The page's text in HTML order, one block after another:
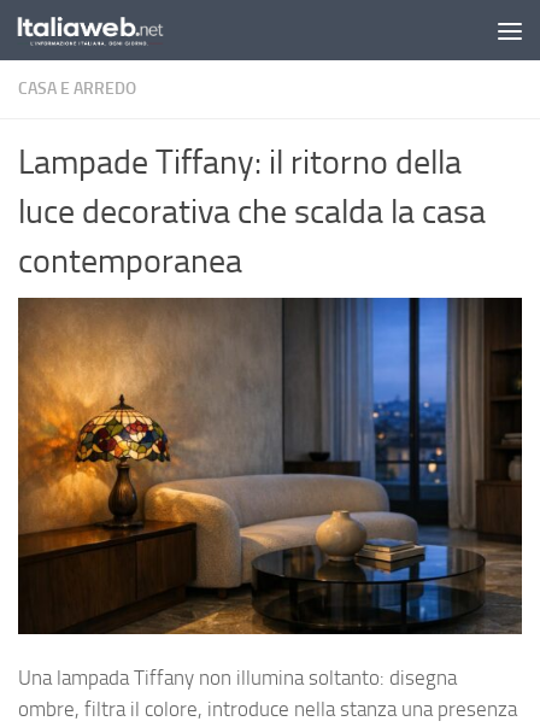
Sotto il contenuto
CASA E ARREDO
Lampade Tiffany: il ritorno della
luce decorativa che scalda la casa
contemporanea
Una lampada Tiffany non illumina soltanto: disegna
ombre, filtra il colore, introduce nella stanza una presenza